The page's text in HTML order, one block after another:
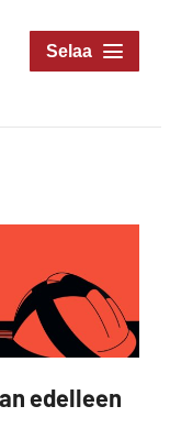
edelleen